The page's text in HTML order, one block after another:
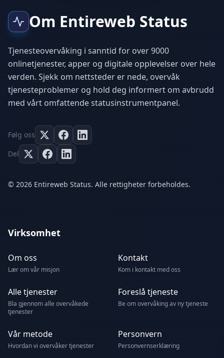
Om Entireweb Status
Tjenesteovervåking i sanntid for over 9000
onlinetjenester, apper og digitale opplevelser over hele
verden. Sjekk om nettsteder er nede, overvåk
tjenesteproblemer og hold deg informert om avbrudd
med vårt omfattende statusinstrumentpanel.
Følg oss
Del
© 2026 Entireweb Status. Alle rettigheter forbeholdes.
Virksomhet
Om oss
Lær om vår misjon
Kontakt
Kom i kontakt med oss
Alle tjenester
Bla gjennom alle overvåkede
tjenester
Foreslå tjeneste
Be om overvåking av ny tjeneste
Vår metode
Hvordan vi overvåker tjenester
Personvern
Personvernserklæring